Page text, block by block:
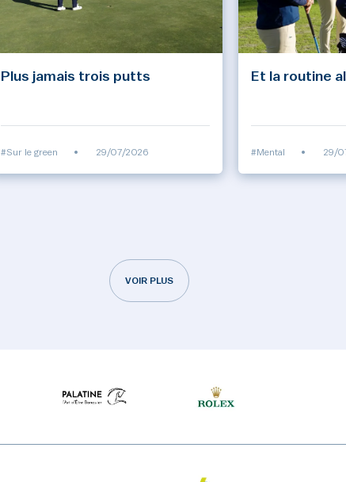
Plus jamais trois putts
#Sur le green • 29/07/2026
Et la routine
#Mental • 29/
VOIR PLUS